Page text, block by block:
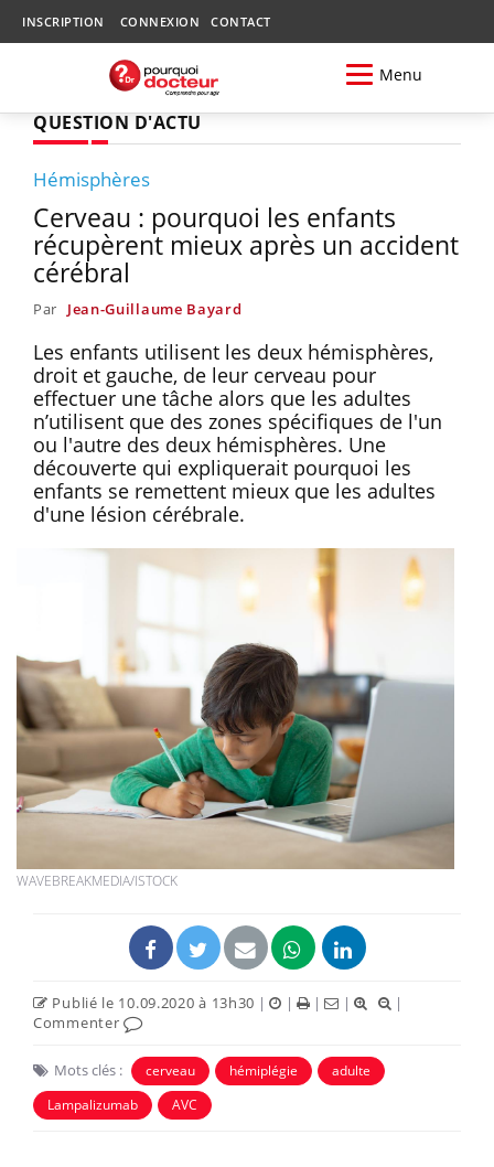
INSCRIPTION CONNEXION CONTACT
Menu
QUESTION D'ACTU
Hémisphères
Cerveau : pourquoi les enfants
récupèrent mieux après un accident
cérébral
Par Jean-Guillaume Bayard
Les enfants utilisent les deux hémisphères,
droit et gauche, de leur cerveau pour
effectuer une tâche alors que les adultes
n’utilisent que des zones spécifiques de l'un
ou l'autre des deux hémisphères. Une
découverte qui expliquerait pourquoi les
enfants se remettent mieux que les adultes
d'une lésion cérébrale.
WAVEBREAKMEDIA/ISTOCK
Publié le 10.09.2020 à 13h30 | | | |
|
Commenter
Mots clés : cerveau hémiplégie
adulte
Lampalizumab
AVC